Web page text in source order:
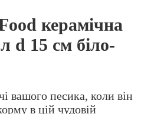
керамічна
d 15 см біло-
вашого песика, коли він
в цій чудовій